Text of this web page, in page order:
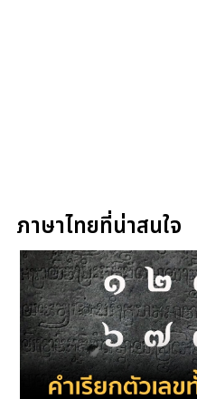
ภาษาไทยที่น่าสนใจ